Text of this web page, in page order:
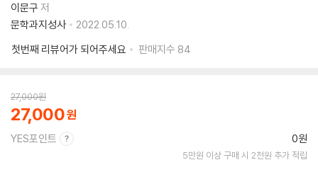
이문구 저
문학과지성사
2022.05.10.
첫번째 리뷰어가 되어주세요
판매지수 84
27,000원
27,000
YES포인트 0원
5만원 이상 구매 시 2천원 추가 적립